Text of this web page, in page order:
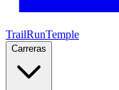
TrailRunTemple
Carreras